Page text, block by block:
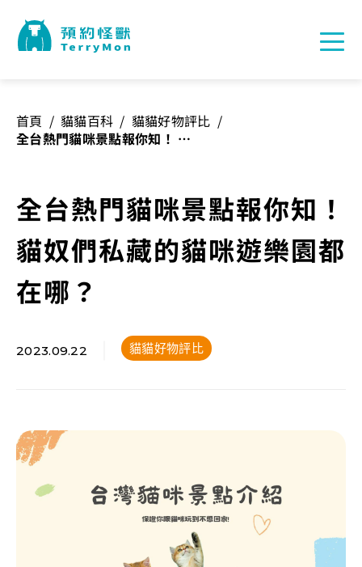
首頁 / 貓貓百科 / 貓貓好物評比 /
全台熱門貓咪景點報你知！ 貓
全台熱門貓咪景點報你知！
貓奴們私藏的貓咪遊樂園都
在哪？
2023.09.22 貓貓好物評比